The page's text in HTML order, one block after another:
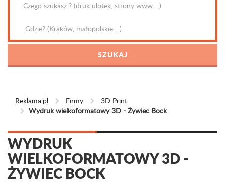
Reklama.pl Firmy
3D Print
Wydruk wielkoformatowy 3D - Żywiec Bock
WYDRUK
WIELKOFORMATOWY 3D -
ŻYWIEC BOCK